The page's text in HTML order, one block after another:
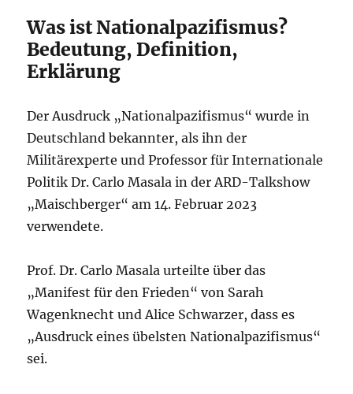
Was ist Nationalpazifismus?
Bedeutung, Definition,
Erklärung
Der Ausdruck „Nationalpazifismus“ wurde in
Deutschland bekannter, als ihn der
Militärexperte und Professor für Internationale
Politik Dr. Carlo Masala in der ARD-Talkshow
„Maischberger“ am 14. Februar 2023
verwendete.
Prof. Dr. Carlo Masala urteilte über das
„Manifest für den Frieden“ von Sarah
Wagenknecht und Alice Schwarzer, dass es
„Ausdruck eines übelsten Nationalpazifismus“
sei.